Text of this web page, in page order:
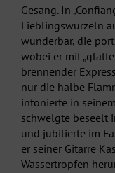
Gesang. In
Lieblingswurzeln
wunderbar, die
wobei er mit
brennender
nur die halbe
intonierte in
schwelgte beseelt
und jubilierte im
er seiner Gitarre
Wassertropfen